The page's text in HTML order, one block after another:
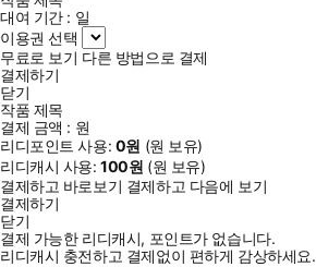
대여 기간 : 일
이용권 선택
무료로 보기 다른 방법으로 결제
결제하기
닫기
작품 제목
결제 금액 : 원
리디포인트 사용: 0원 (원 보유)
리디캐시 사용:100원 (원 보유)
결제하고 바로보기 결제하고 다음에 보기
결제하기
닫기
결제 가능한 리디캐시, 포인트가 없습니다.
리디캐시 충전하고 결제없이 편하게 감상하세요.